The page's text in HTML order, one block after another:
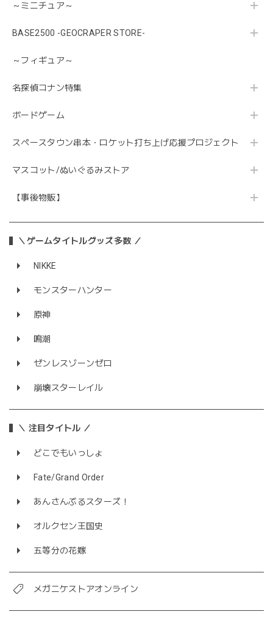
～ミニチュア～
BASE2500 -GEOCRAPER STORE-
～フィギュア～
名探偵コナン特集
ボードゲーム
スペースタウン串本・ロケット打ち上げ応援プロジェクト
マスコット/ぬいぐるみストア
【事後物販】
＼ゲームタイトルグッズ多数 ／
NIKKE
モンスターハンター
原神
鳴潮
ゼンレスゾーンゼロ
崩壊スターレイル
＼ 注目タイトル ／
どこでもいっしょ
Fate/Grand Order
あんさんぶるスターズ！
オルクセン王国史
五等分の花嫁
メガニケストアオンライン